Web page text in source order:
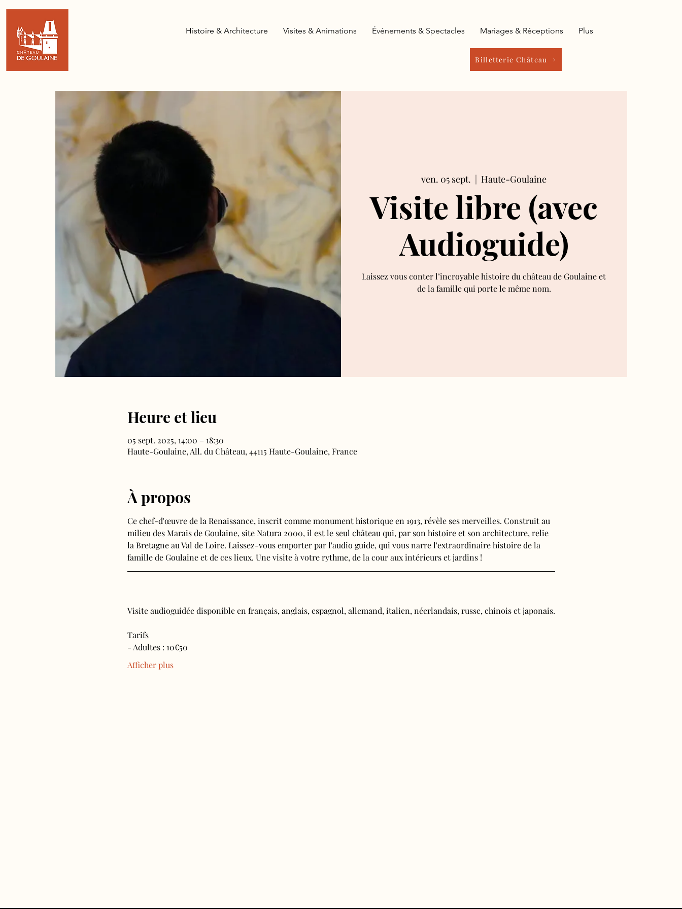
Billetterie Château
Histoire & Architecture Visites & Animations Événements & Spectacles Mariages & Réceptions Plus
ven. 05 sept.
  |
Haute-Goulaine
Visite libre (avec
Audioguide)
Laissez vous conter l’incroyable histoire du château de Goulaine et
de la famille qui porte le même nom.
Heure et lieu
05 sept. 2025, 14:00 – 18:30
Haute-Goulaine, All. du Château, 44115 Haute-Goulaine, France
À propos
Ce chef-d'œuvre de la Renaissance, inscrit comme monument historique en 1913, révèle ses merveilles. Construit au
milieu des Marais de Goulaine, site Natura 2000, il est le seul château qui, par son histoire et son architecture, relie
la Bretagne au Val de Loire. Laissez-vous emporter par l'audio guide, qui vous narre l'extraordinaire histoire de la
famille de Goulaine et de ces lieux. Une visite à votre rythme, de la cour aux intérieurs et jardins !
Visite audioguidée disponible en français, anglais, espagnol, allemand, italien, néerlandais, russe, chinois et japonais.
Tarifs
- Adultes : 10€50
Afficher plus